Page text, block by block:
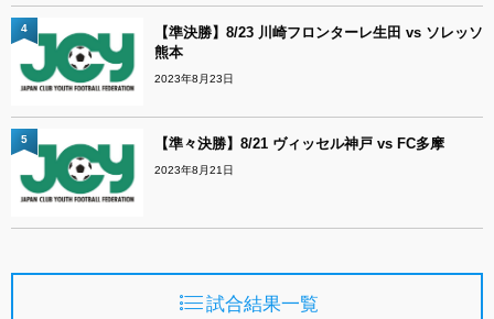
【準決勝】8/23 川崎フロンターレ生田 vs ソレッソ
熊本
2023年8月23日
4
【準々決勝】8/21 ヴィッセル神戸 vs FC多摩
2023年8月21日
5
試合結果一覧